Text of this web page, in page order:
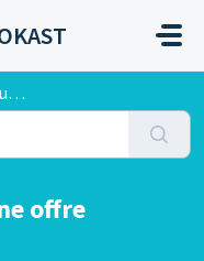
offre